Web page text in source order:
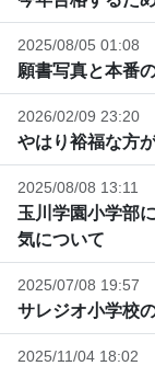
2025/08/05 01:08
願書写真と本番
2026/02/09 23:20
やはり裕福な方
2025/08/08 13:11
玉川学園小学部
気について
2025/07/08 19:57
サレジオ小学校
2025/11/04 18:02